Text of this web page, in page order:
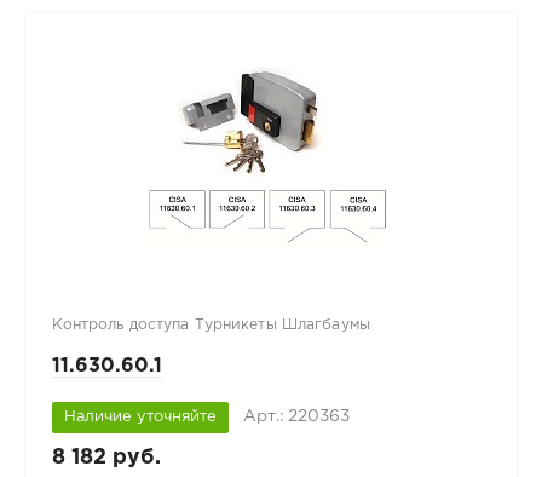
Контроль доступа Турникеты Шлагбаумы
11.630.60.1
Наличие уточняйте Арт.: 220363
8 182 руб.